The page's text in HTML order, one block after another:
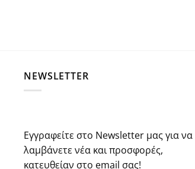
NEWSLETTER
Εγγραφείτε στο Newsletter μας για να
λαμβάνετε νέα και προσφορές,
κατευθείαν στο email σας!